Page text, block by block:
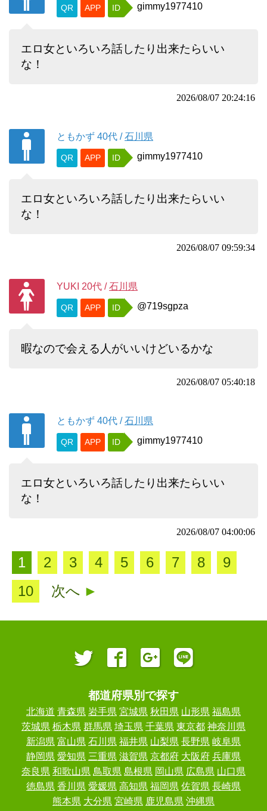
QR APP ID gimmy1977410
エロ女といろいろ話したり出来たらいい
な！
2026/08/07 20:24:16
ともかず 40代 /石川県
QR APP ID gimmy1977410
エロ女といろいろ話したり出来たらいい
な！
2026/08/07 09:59:34
YUKI 20代 /石川県
QR APP ID @719sgpza
暇なので会える人がいいけどいるかな
2026/08/07 05:40:18
ともかず 40代 /石川県
QR APP ID gimmy1977410
エロ女といろいろ話したり出来たらいい
な！
2026/08/07 04:00:06
1 2 3 4 5 6 7 8
9
10
次へ ►
都道府県別で探す
北海道 青森県 岩手県 宮城県 秋田県 山形県 福島県
茨城県 栃木県 群馬県 埼玉県 千葉県 東京都 神奈川県
新潟県 富山県 石川県 福井県 山梨県 長野県 岐阜県
静岡県 愛知県 三重県 滋賀県 京都府 大阪府 兵庫県
奈良県 和歌山県 鳥取県 島根県 岡山県 広島県 山口県
徳島県 香川県 愛媛県 高知県 福岡県 佐賀県 長崎県
熊本県 大分県 宮崎県 鹿児島県 沖縄県